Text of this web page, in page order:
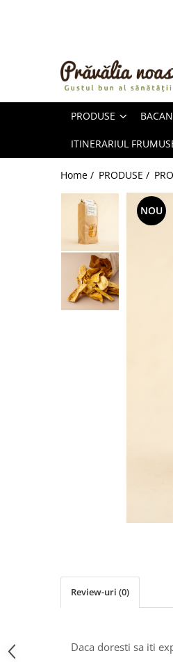
ULEIURI ȘI UNTURI
FRUCTE DESHIDRATATE
ÎNDULCITORI NATURALI / MIERE
FRUCTE LA CONSERVĂ
OȚETURI ȘI SOSURI
FĂINĂ FĂRĂ GLUTEN
BĂUTURI / LAPTE VEGETAL
OREZ ȘI CEREALE
PRODUSE
ITINERARIUL
Home / PRODUSE /
NOU
Review-uri (0)
Daca doresti sa iti